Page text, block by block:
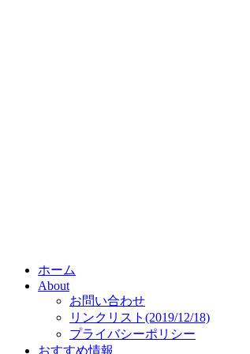
ホーム
About
お問い合わせ
リンクリスト(2019/12/18)
プライバシーポリシー
おすすめ情報